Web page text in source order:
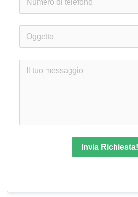
Invia Richiesta!